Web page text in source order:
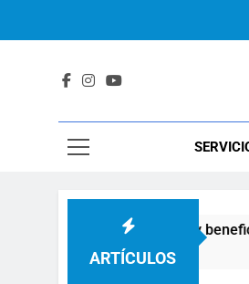
ARTÍCULOS
cómo encontrar, corregir y